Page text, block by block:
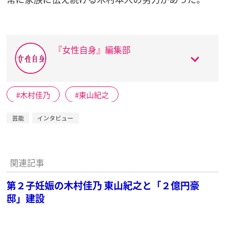
『女性自身』編集部
木村佳乃 東山紀之
芸能 インタビュー
関連記事
第２子妊娠の木村佳乃 東山紀之と「２億円豪
邸」建設